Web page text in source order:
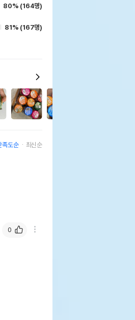
80% (164명)
81% (167명)
족도순 최신순
0